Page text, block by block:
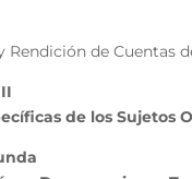
de Cuentas
de los Sujetos